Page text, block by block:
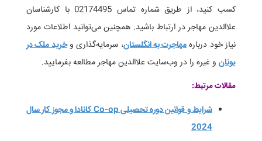
کسب کنید، از طریق شماره تماس 02174495 با کارشناسان
علاالدین مهاجر در ارتباط باشید. همچنین می‌توانید اطلاعات مورد
نیاز خود دربارهمهاجرت به انگلستان، سرمایه‌گذاری وخرید ملک در
یونان و غیره را در وب‌سایت علاالدین مهاجر مطالعه بفرمایید.
مقالات مرتبط:
شرایط و قوانین دوره‌ تحصیلی Co-op کانادا و مجوز کار سال
2024